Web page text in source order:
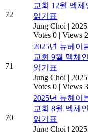
72
교회 12월 멕체
읽기표
Jung Choi |
Votes 0 | Views
71
2025년 뉴헤이
교회 9월 멕체
읽기표
Jung Choi |
Votes 0 | Views
70
2025년 뉴헤이
교회 8월 멕체
읽기표
Jung Choi |